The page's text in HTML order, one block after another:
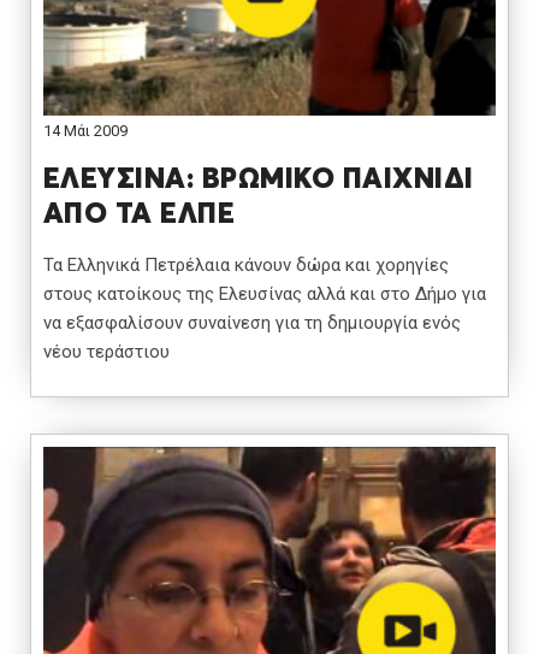
14 Μάι 2009
ΕΛΕΥΣΙΝΑ: ΒΡΩΜΙΚΟ ΠΑΙΧΝΙΔΙ
ΑΠΟ ΤΑ ΕΛΠΕ
Τα Ελληνικά Πετρέλαια κάνουν δώρα και χορηγίες
στους κατοίκους της Ελευσίνας αλλά και στο Δήμο για
να εξασφαλίσουν συναίνεση για τη δημιουργία ενός
νέου τεράστιου